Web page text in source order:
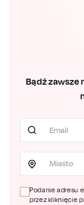
Bądź zawsze
Miasto
Podanie adresu
przez kliknięcie